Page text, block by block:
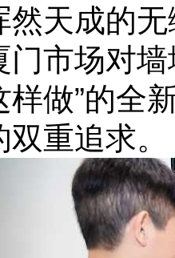
然天成的
市场对
做”的全
重追求。